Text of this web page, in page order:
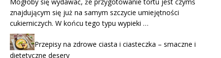
znajdującym się już na samym szczycie umiejętności
cukierniczych. W końcu tego typu wypieki …
Przepisy na zdrowe ciasta i ciasteczka – smaczne i
dietetyczne desery